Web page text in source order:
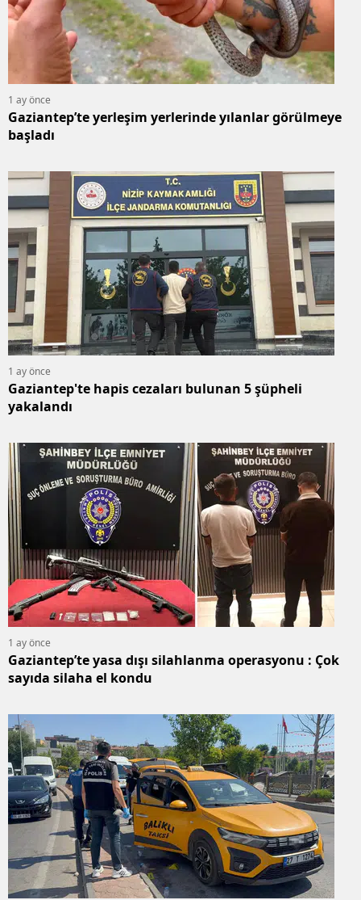
1 ay önce
Gaziantep’te yerleşim yerlerinde yılanlar görülmeye
başladı
1 ay önce
Gaziantep'te hapis cezaları bulunan 5 şüpheli
yakalandı
1 ay önce
Gaziantep’te yasa dışı silahlanma operasyonu : Çok
sayıda silaha el kondu